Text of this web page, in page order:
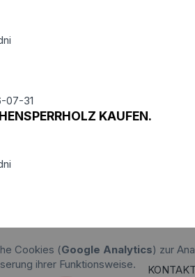
07-31
KAUFEN.
Cookies (Google Analytics) zur
ihrer Funktionsweise.